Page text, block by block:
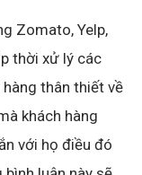
Zomato, Yelp,
thời xử lý các
thân thiết về
khách hàng
với họ điều đó